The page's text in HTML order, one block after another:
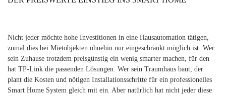
Nicht jeder möchte hohe Investitionen in eine Hausautomation tätigen,
zumal dies bei Mietobjekten ohnehin nur eingeschränkt möglich ist. Wer
sein Zuhause trotzdem preisgünstig ein wenig smarter machen, für den
hat TP-Link die passenden Lösungen. Wer sein Traumhaus baut, der
plant die Kosten und nötigen Installationsschritte für ein professionelles
Smart Home System gleich mit ein. Aber natürlich hat nicht jeder diese